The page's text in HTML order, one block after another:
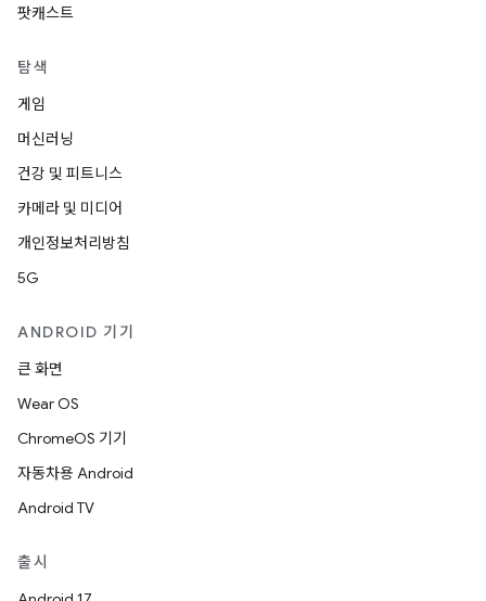
팟캐스트
탐색
게임
머신러닝
건강 및 피트니스
카메라 및 미디어
개인정보처리방침
5G
ANDROID 기기
큰 화면
Wear OS
ChromeOS 기기
자동차용 Android
Android TV
출시